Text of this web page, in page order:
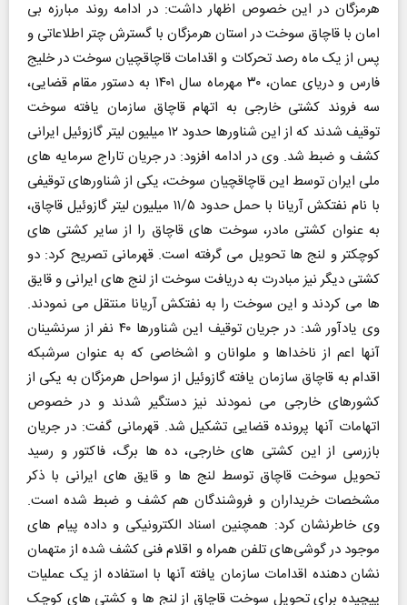
هرمزگان در این خصوص اظهار داشت: در ادامه روند مبارزه بی
امان با قاچاق سوخت در استان هرمزگان با گسترش چتر اطلاعاتی و
پس از یک ماه رصد تحرکات و اقدامات قاچاقچیان سوخت در خلیج
فارس و دریای عمان، ۳۰ مهرماه سال ۱۴۰۱ به دستور مقام قضایی،
سه فروند کشتی خارجی به اتهام قاچاق سازمان یافته سوخت
توقیف شدند که از این شناورها حدود ۱۲ میلیون لیتر گازوئیل ایرانی
کشف و ضبط شد. وی در ادامه افزود: در جریان تاراج سرمایه های
ملی ایران توسط این قاچاقچیان سوخت، یکی از شناورهای توقیفی
با نام نفتکش آریانا با حمل حدود ۱۱/۵ میلیون لیتر گازوئیل قاچاق،
به عنوان کشتی مادر، سوخت های قاچاق را از سایر کشتی های
کوچکتر و لنج ها تحویل می گرفته است. قهرمانی تصریح کرد: دو
کشتی دیگر نیز مبادرت به دریافت سوخت از لنج های ایرانی و قایق
ها می کردند و این سوخت را به نفتکش آریانا منتقل می نمودند.
وی یادآور شد: در جریان توقیف این شناورها ۴۰ نفر از سرنشینان
آنها اعم از ناخداها و ملوانان و اشخاصی که به عنوان سرشبکه
اقدام به قاچاق سازمان یافته گازوئیل از سواحل هرمزگان به یکی از
کشورهای خارجی می نمودند نیز دستگیر شدند و در خصوص
اتهامات آنها پرونده قضایی تشکیل شد. قهرمانی گفت: در جریان
بازرسی از این کشتی های خارجی، ده ها برگ، فاکتور و رسید
تحویل سوخت قاچاق توسط لنج ها و قایق های ایرانی با ذکر
مشخصات خریداران و فروشندگان هم کشف و ضبط شده است.
وی خاطرنشان کرد: همچنین اسناد الکترونیکی و داده پیام های
موجود در گوشی‌های تلفن همراه و اقلام فنی کشف شده از متهمان
نشان دهنده اقدامات سازمان یافته آنها با استفاده از یک عملیات
پیچیده برای تحویل سوخت قاچاق از لنج ها و کشتی های کوچک